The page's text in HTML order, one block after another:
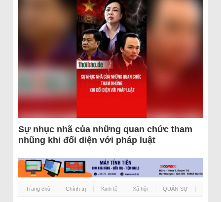
Sự nhục nhã của những quan chức tham
nhũng khi đối diện với pháp luật
Trang chủ Chính trị Kinh tế Xã hội QUÂN SỰ